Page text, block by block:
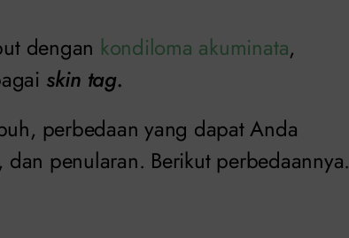
dengan kondiloma akuminata,
skin tag.
perbedaan yang dapat Anda
penularan. Berikut perbedaannya.